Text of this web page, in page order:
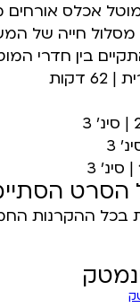
אכלס אורחים
מסלול חייה של
בין חדרי
בכל ההקרנות